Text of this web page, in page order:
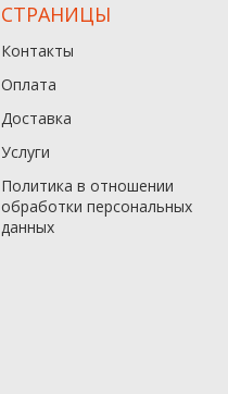
СТРАНИЦЫ
Контакты
Оплата
Доставка
Услуги
Политика в отношении
обработки персональных
данныx